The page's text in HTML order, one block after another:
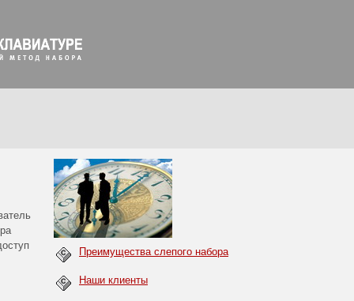
Преимущества слепого набора
Наши клиенты